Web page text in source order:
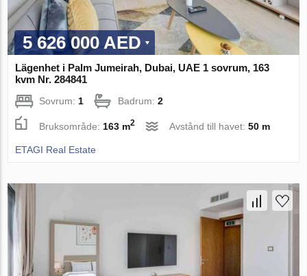
5 626 000 AED
Lägenhet i Palm Jumeirah, Dubai, UAE 1 sovrum, 163
kvm Nr. 284841
Sovrum: 1 Badrum:2
Bruksområde: 163 m2 Avstånd till havet:50 m
ETAGI Real Estate